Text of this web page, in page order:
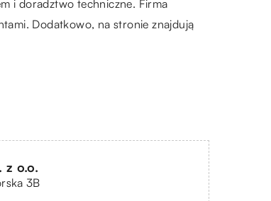
i doradztwo techniczne. Firma
Dodatkowo, na stronie znajdują
z o.o.
3B